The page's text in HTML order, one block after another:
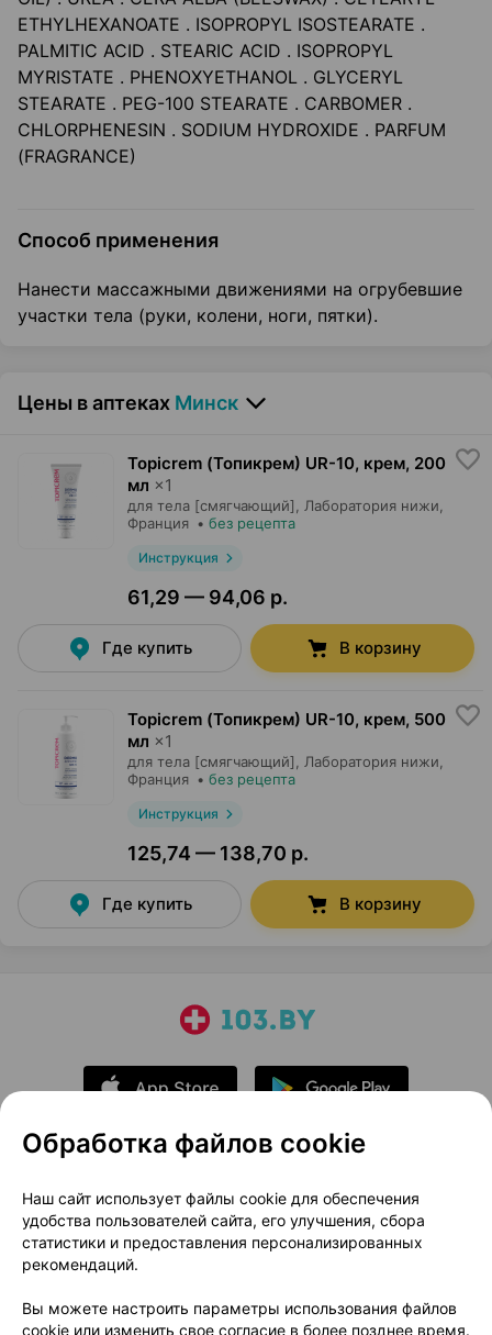
ETHYLHEXANOATE . ISOPROPYL ISOSTEARATE .
PALMITIC ACID . STEARIC ACID . ISOPROPYL
MYRISTATE . PHENOXYETHANOL . GLYCERYL
STEARATE . PEG-100 STEARATE . CARBOMER .
CHLORPHENESIN . SODIUM HYDROXIDE . PARFUM
(FRAGRANCE)
Способ применения
Нанести массажными движениями на огрубевшие
участки тела (руки, колени, ноги, пятки).
Цены в аптеках Минск
Topicrem (Топикрем) UR-10, крем, 200
мл ×1
для тела [смягчающий], Лаборатория нижи,
Франция • без рецепта
Инструкция
61,29 — 94,06 р.
Где купить В корзину
Topicrem (Топикрем) UR-10, крем, 500
мл ×1
для тела [смягчающий], Лаборатория нижи,
Франция • без рецепта
Инструкция
125,74 — 138,70 р.
Где купить В корзину
О проекте
Новости проекта
Размещение рекламы
Медицинский маркетинг
Публичный договор
Доставка
Способы оплаты
Вакансии Партнеры
Обработка файлов cookie
Наш сайт использует файлы cookie для обеспечения
удобства пользователей сайта, его улучшения, сбора
статистики и предоставления персонализированных
рекомендаций.
Вы можете настроить параметры использования файлов
cookie или изменить свое согласие в более позднее время.